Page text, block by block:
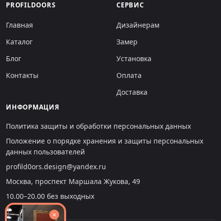
PROFILDOORS
Главная
Каталог
Блог
Контакты
СЕРВИС
Дизайнерам
Замер
Установка
Оплата
Доставка
ИНФОРМАЦИЯ
Политика защиты и обработки персональных данных
Положение о порядке хранения и защиты персональных
данных пользователей
profild0ors.design@yandex.ru
Москва, проспект Маршала Жукова, 49
10.00–20.00 без выходных
×